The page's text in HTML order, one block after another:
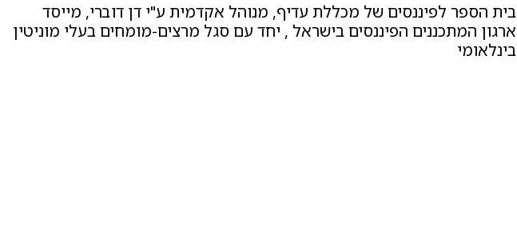
בית הספר לפיננסים של מכללת עדיף, מנוהל אקדמית ע"י דן דוברי, מייסד
ארגון המתכננים הפיננסים בישראל , יחד עם סגל מרצים-מומחים בעלי מוניטין
בינלאומי